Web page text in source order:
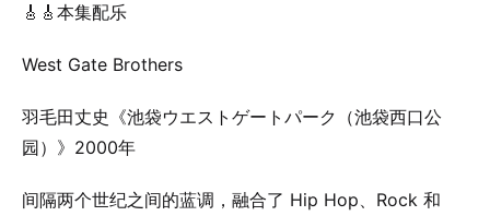
🎸🎸本集配乐
West Gate Brothers
羽毛田丈史《池袋ウエストゲートパーク（池袋西口公
园）》2000年
间隔两个世纪之间的蓝调，融合了 Hip Hop、Rock 和